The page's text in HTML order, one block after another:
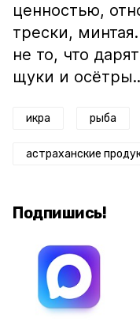
ценностью,
трески,
не то, что
щуки и
икра рыба
астраханские
Подпишись!